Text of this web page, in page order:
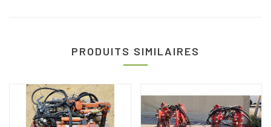
PRODUITS SIMILAIRES